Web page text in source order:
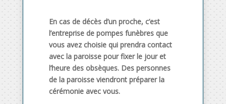
En cas de décès d’un proche, c’est
l’entreprise de pompes funèbres que
vous avez choisie qui prendra contact
avec la paroisse pour fixer le jour et
l’heure des obsèques. Des personnes
de la paroisse viendront préparer la
cérémonie avec vous.